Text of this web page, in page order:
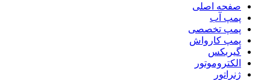
صفحه اصلی
پمپ آب
پمپ تخصصی
پمپ کارواش
گیربکس
الکتروموتور
ژنراتور